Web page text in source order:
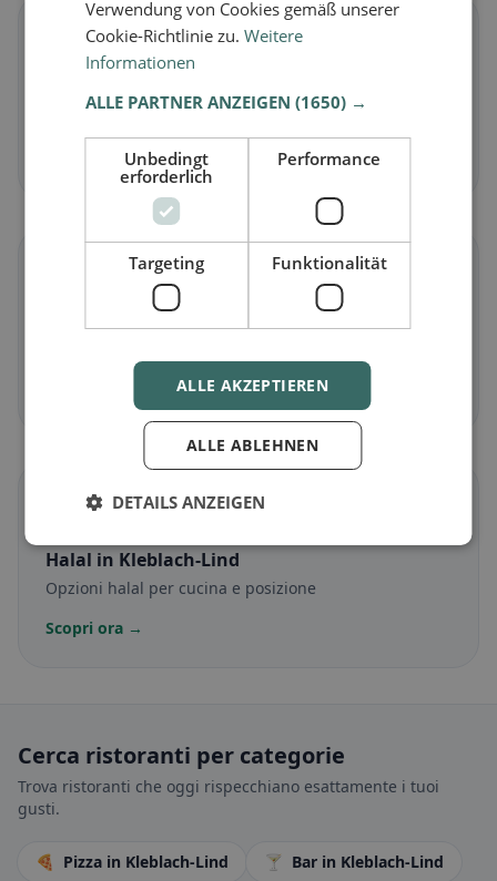
Vegetarianoin Kleblach-Lind
Scopri ora →
Senza glutinein Kleblach-Lind
☪️
Halal in Kleblach-Lind
Opzioni halal per cucina e posizione
Scopri ora →
Cerca ristoranti per categorie
Trova ristoranti che oggi rispecchiano esattamente i tuoi
gusti.
🍕 Pizza in Kleblach-Lind 🍸 Bar in Kleblach-Lind
Verwendung von Cookies gemäß unserer
Cookie-Richtlinie zu.Weitere
Informationen
ALLE PARTNER ANZEIGEN(1650) →
Unbedingt
erforderlich
Performance
Targeting Funktionalität
ALLE AKZEPTIEREN
ALLE ABLEHNEN
DETAILS ANZEIGEN